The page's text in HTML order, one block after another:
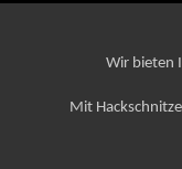
Wir bieten
Mit